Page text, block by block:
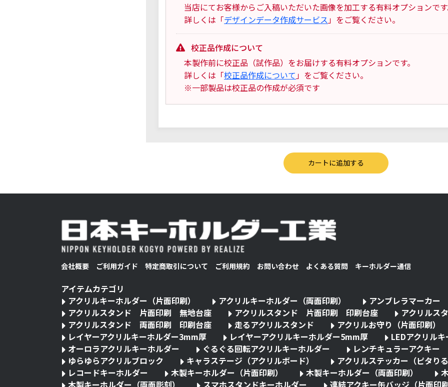
当店にてお客様からご入稿いただいた画像を加工する有料オプションで
詳しくは「デザインデータ作成サービス 」をご覧ください。
校正品作成について
本製作前に校正品（試作品）をお届けする有料オプションです。
詳しくは「校正品作成について 」をご覧ください。
※一部製品は校正品の作成が必須です
会社概要 ご利用ガイド 特定商取引について ご利用規約 お問い合わせ よくある質問 キーホルダー通信
アイテムカテゴリ
アクリルキーホルダー（片面印刷）
アクリルキーホルダー（両面印刷）
アンブレラマーカー
アクリルスタンド 片面印刷 無地台座
アクリルスタンド 片面印刷 印刷台座
アクリル
アクリルスタンド 両面印刷 印刷台座
走るアクリルスタンド
アクリルお守り（片面印刷）
レイヤーアクリルキーホルダー3mm厚
レイヤーアクリルキーホルダー5mm厚
LEDアクリル
オーロラアクリルキーホルダー
ぐるぐる回転アクリルキーホルダー
レンチキュラーアクキー
ゆらゆらアクリルブロック
キャラステージ（アクリルボード）
アクリルステッカー（ピタり
レコードキーホルダー
木製キーホルダー（片面印刷） 木製キーホルダー（両面印刷）
木製キーホルダー（両面彫刻）
スマホスタンドキーホルダー 連結アクキー缶バッジ（片面印